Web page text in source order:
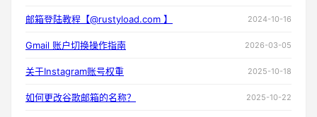
邮箱登陆教程【@rustyload.com 】 2024-10-16
Gmail 账户切换操作指南 2026-03-05
关于Instagram账号权重 2025-10-18
如何更改谷歌邮箱的名称？ 2025-10-22